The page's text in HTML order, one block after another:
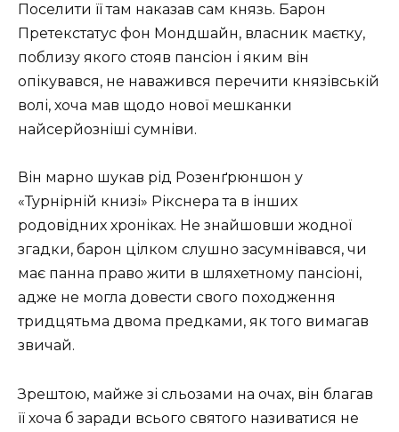
Поселити її там наказав сам князь. Барон
Претекстатус фон Мондшайн, власник маєтку,
поблизу якого стояв пансіон і яким він
опікувався, не наважився перечити князівській
волі, хоча мав щодо нової мешканки
найсерйозніші сумніви.
Він марно шукав рід Розенґрюншон у
«Турнірній книзі» Рікснера та в інших
родовідних хроніках. Не знайшовши жодної
згадки, барон цілком слушно засумнівався, чи
має панна право жити в шляхетному пансіоні,
адже не могла довести свого походження
тридцятьма двома предками, як того вимагав
звичай.
Зрештою, майже зі сльозами на очах, він благав
її хоча б заради всього святого називатися не